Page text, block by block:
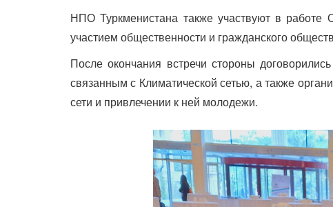
НПО Туркменистана также участвуют в
участием общественности и гражданского
После окончания встречи стороны
связанным с Климатической сетью, а также
сети и привлечении к ней молодежи.